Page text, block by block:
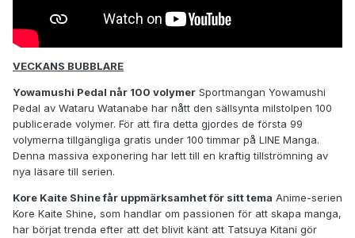
VECKANS BUBBLARE
Yowamushi Pedal når 100 volymer Sportmangan Yowamushi
Pedal av Wataru Watanabe har nått den sällsynta milstolpen 100
publicerade volymer. För att fira detta gjordes de första 99
volymerna tillgängliga gratis under 100 timmar på LINE Manga.
Denna massiva exponering har lett till en kraftig tillströmning av
nya läsare till serien.
Kore Kaite Shine får uppmärksamhet för sitt tema Anime-serien
Kore Kaite Shine, som handlar om passionen för att skapa manga,
har börjat trenda efter att det blivit känt att Tatsuya Kitani gör